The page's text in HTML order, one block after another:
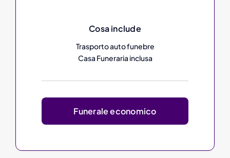
Cosa include
Trasporto auto funebre
Casa Funeraria inclusa
Funerale economico